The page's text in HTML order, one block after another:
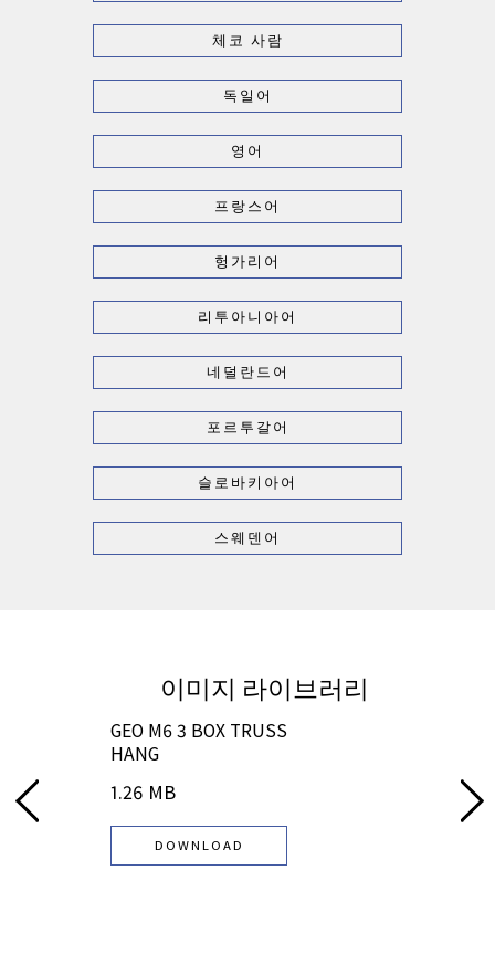
체코 사람
독일어
영어
프랑스어
헝가리어
리투아니아어
네덜란드어
포르투갈어
슬로바키아어
스웨덴어
이미지 라이브러리
GEO M6 3 BOX TRUSS
HANG
1.26 MB
DOWNLOAD